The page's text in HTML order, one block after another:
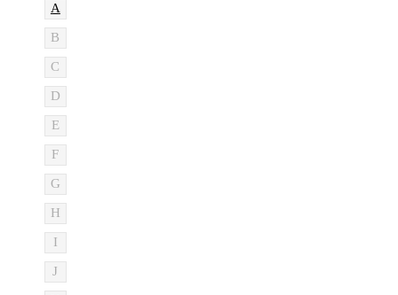
A
B
C
D
E
F
G
H
I
J